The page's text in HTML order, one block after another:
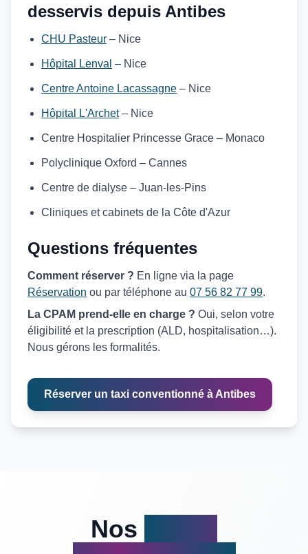
desservis depuis Antibes
CHU Pasteur – Nice
Hôpital Lenval – Nice
Centre Antoine Lacassagne – Nice
Hôpital L'Archet – Nice
Centre Hospitalier Princesse Grace – Monaco
Polyclinique Oxford – Cannes
Centre de dialyse – Juan-les-Pins
Cliniques et cabinets de la Côte d'Azur
Questions fréquentes
Comment réserver ? En ligne via la page
Réservation ou par téléphone au 07 56 82 77 99.
La CPAM prend-elle en charge ? Oui, selon votre
éligibilité et la prescription (ALD, hospitalisation…).
Nous gérons les formalités.
Réserver un taxi conventionné à Antibes
Nos